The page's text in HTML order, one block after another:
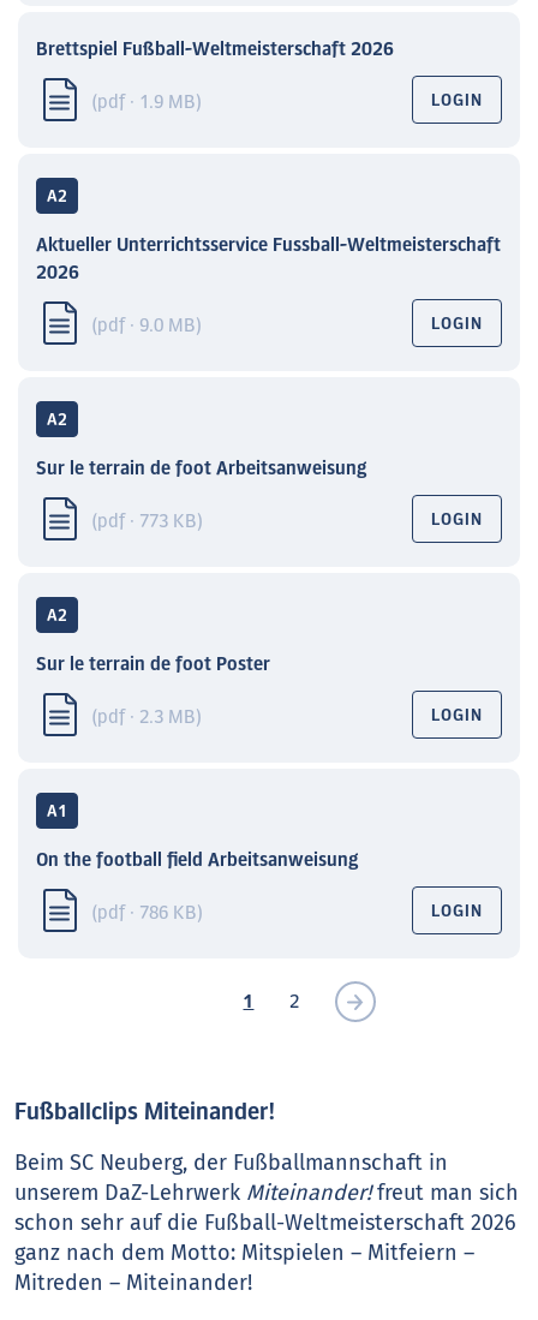
Brettspiel Fußball-Weltmeisterschaft 2026
(pdf · 1.9 MB) LOGIN
A2
Aktueller Unterrichtsservice Fussball-Weltmeisterschaft
2026
(pdf · 9.0 MB) LOGIN
A2
Sur le terrain de foot Arbeitsanweisung
(pdf · 773 KB) LOGIN
A2
Sur le terrain de foot Poster
(pdf · 2.3 MB) LOGIN
A1
On the football field Arbeitsanweisung
(pdf · 786 KB) LOGIN
1 2
Fußballclips Miteinander!
Beim SC Neuberg, der Fußballmannschaft in
unserem DaZ-Lehrwerk Miteinander!freut man sich
schon sehr auf die Fußball-Weltmeisterschaft 2026
ganz nach dem Motto: Mitspielen – Mitfeiern –
Mitreden – Miteinander!